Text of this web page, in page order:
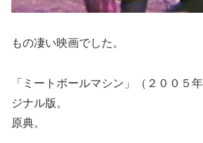
もの凄い映画でした。
「ミートボールマシン」（２００５
ジナル版。
原典。